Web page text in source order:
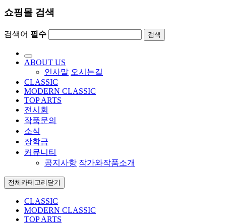
쇼핑몰 검색
검색어 필수 검색
ABOUT US
인사말 오시는길
CLASSIC
MODERN CLASSIC
TOP ARTS
전시회
작품문의
소식
장학금
커뮤니티
공지사항 작가와작품소개
전체카테고리 닫기
CLASSIC
MODERN CLASSIC
TOP ARTS